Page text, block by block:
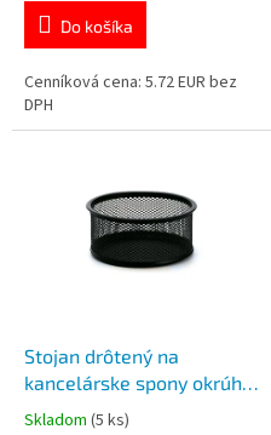
Do košíka
Cenníková cena: 5.72 EUR bez
DPH
Stojan drôtený na
kancelárske spony okrúhly
1395
Skladom (5 ks)